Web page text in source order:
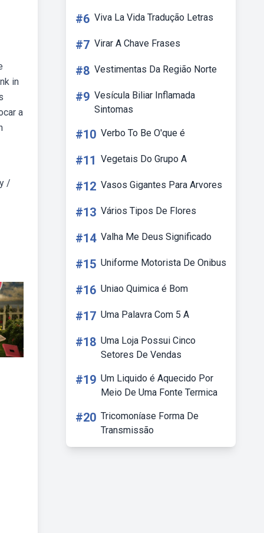
in
a
/
#6 Viva La Vida Tradução Letras
#7 Virar A Chave Frases
#8 Vestimentas Da Região Norte
#9 Vesícula Biliar Inflamada
Sintomas
#10 Verbo To Be O'que é
#11 Vegetais Do Grupo A
#12 Vasos Gigantes Para Arvores
#13 Vários Tipos De Flores
#14 Valha Me Deus Significado
#15 Uniforme Motorista De Onibus
#16 Uniao Quimica é Bom
#17 Uma Palavra Com 5 A
#18 Uma Loja Possui Cinco
Setores De Vendas
#19 Um Liquido é Aquecido Por
Meio De Uma Fonte Termica
#20 Tricomoníase Forma De
Transmissão